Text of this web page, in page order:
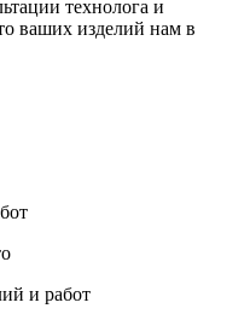
технолога и
ваших изделий нам в
и работ